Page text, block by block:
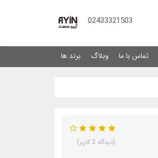
02433321503
تماس با ما وبلاگ برند ها
(دیدگاه 2 کاربر)